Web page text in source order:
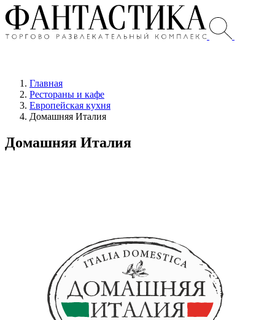
Главная
Рестораны и кафе
Европейская кухня
Домашняя Италия
Домашняя Италия